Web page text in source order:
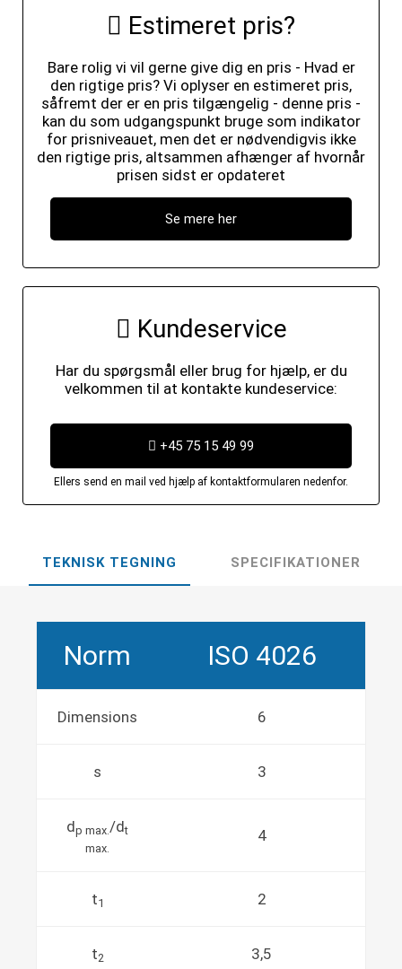
Estimeret pris?
Bare rolig vi vil gerne give dig en pris - Hvad er
den rigtige pris? Vi oplyser en estimeret pris,
såfremt der er en pris tilgængelig - denne pris -
kan du som udgangspunkt bruge som indikator
for prisniveauet, men det er nødvendigvis ikke
den rigtige pris, altsammen afhænger af hvornår
prisen sidst er opdateret
Se mere her
Kundeservice
Har du spørgsmål eller brug for hjælp, er du
velkommen til at kontakte kundeservice:
+45 75 15 49 99
Ellers send en mail ved hjælp af kontaktformularen nedenfor.
TEKNISK TEGNING SPECIFIKATIONER
Norm ISO 4026
Dimensions 6
s 3
dp max./dt
max.
4
t1 2
t2 3,5